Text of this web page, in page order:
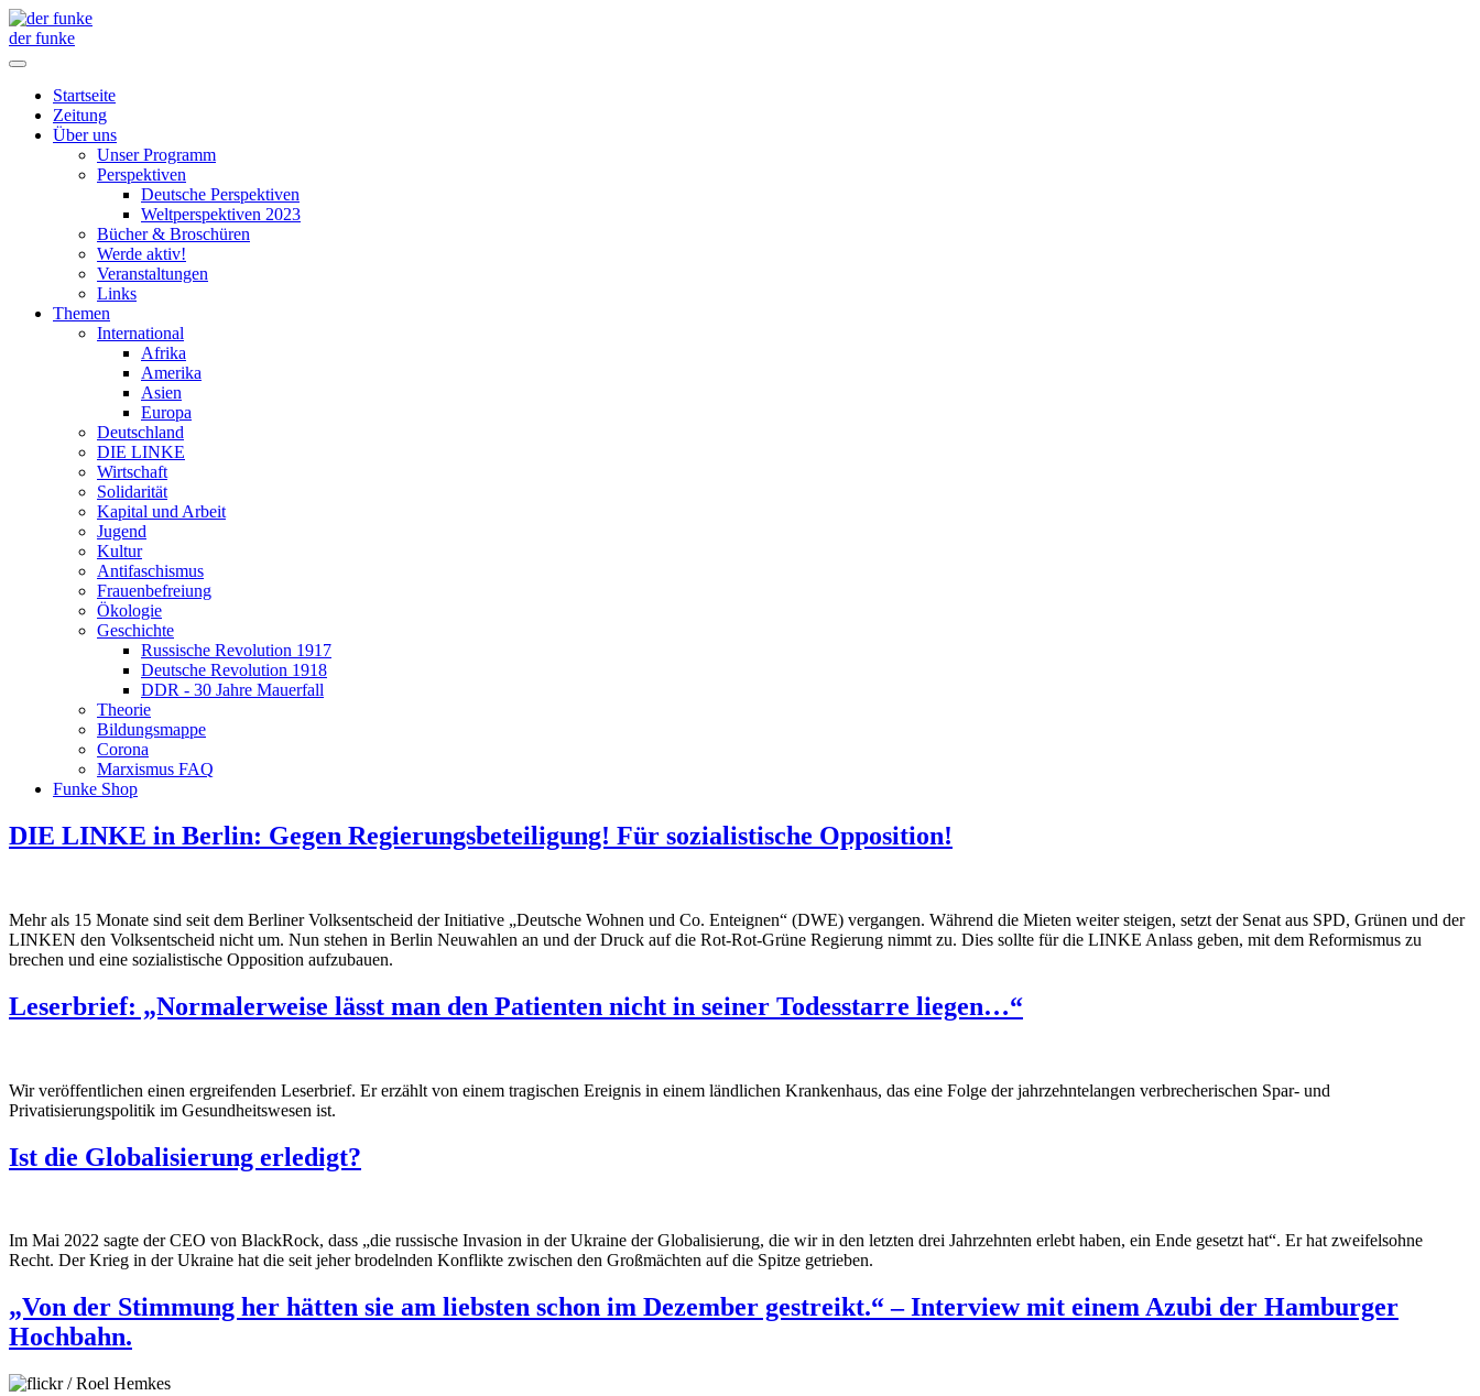
der funke
Startseite
Zeitung
Über uns
Unser Programm
Perspektiven
Deutsche Perspektiven
Weltperspektiven 2023
Bücher & Broschüren
Werde aktiv!
Veranstaltungen
Links
Themen
International
Afrika
Amerika
Asien
Europa
Deutschland
DIE LINKE
Wirtschaft
Solidarität
Kapital und Arbeit
Jugend
Kultur
Antifaschismus
Frauenbefreiung
Ökologie
Geschichte
Russische Revolution 1917
Deutsche Revolution 1918
DDR - 30 Jahre Mauerfall
Theorie
Bildungsmappe
Corona
Marxismus FAQ
Funke Shop
DIE LINKE in Berlin: Gegen Regierungsbeteiligung! Für sozialistische Opposition!
Mehr als 15 Monate sind seit dem Berliner Volksentscheid der Initiative „Deutsche Wohnen und Co. Enteignen“ (DWE) vergangen. Während die Mieten weiter steigen, setzt der Senat aus SPD, Grünen und der
LINKEN den Volksentscheid nicht um. Nun stehen in Berlin Neuwahlen an und der Druck auf die Rot-Rot-Grüne Regierung nimmt zu. Dies sollte für die LINKE Anlass geben, mit dem Reformismus zu
brechen und eine sozialistische Opposition aufzubauen.
Leserbrief: „Normalerweise lässt man den Patienten nicht in seiner Todesstarre liegen…“
Wir veröffentlichen einen ergreifenden Leserbrief. Er erzählt von einem tragischen Ereignis in einem ländlichen Krankenhaus, das eine Folge der jahrzehntelangen verbrecherischen Spar- und
Privatisierungspolitik im Gesundheitswesen ist.
Ist die Globalisierung erledigt?
Im Mai 2022 sagte der CEO von BlackRock, dass „die russische Invasion in der Ukraine der Globalisierung, die wir in den letzten drei Jahrzehnten erlebt haben, ein Ende gesetzt hat“. Er hat zweifelsohne
Recht. Der Krieg in der Ukraine hat die seit jeher brodelnden Konflikte zwischen den Großmächten auf die Spitze getrieben.
„Von der Stimmung her hätten sie am liebsten schon im Dezember gestreikt.“ – Interview mit einem Azubi der Hamburger
Hochbahn.